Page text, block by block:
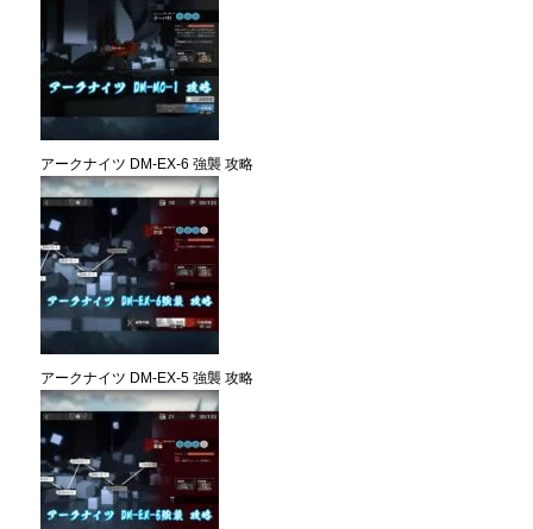
アークナイツ DM-EX-6 強襲 攻略
アークナイツ DM-EX-5 強襲 攻略